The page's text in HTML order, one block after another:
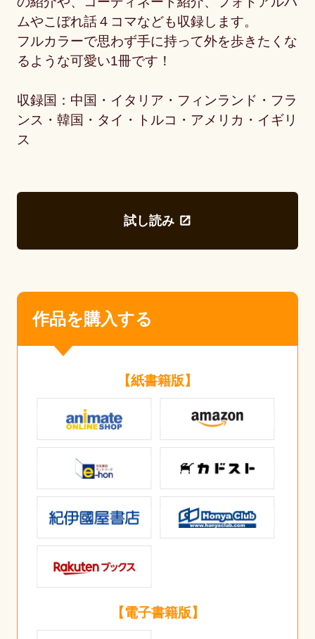
ムやこぼれ話４コマなども収録します。
フルカラーで思わず手に持って外を歩きたくな
るような可愛い1冊です！
収録国：中国・イタリア・フィンランド・フラ
ンス・韓国・タイ・トルコ・アメリカ・イギリ
ス
試し読み
作品を購入する
【紙書籍版】
【電子書籍版】